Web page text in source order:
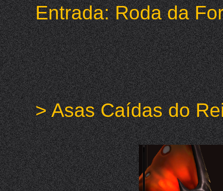
Entrada: Roda da
> Asas Caídas do